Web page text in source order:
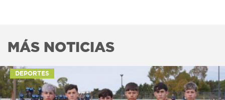
MÁS NOTICIAS
DEPORTES